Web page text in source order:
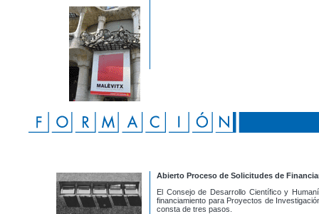
Abierto Proceso de Solicitudes de
El Consejo de Desarrollo Científico y
financiamiento para Proyectos de
consta de tres pasos.